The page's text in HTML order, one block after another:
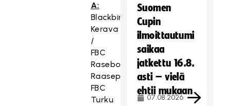
A:
Blackbirds,
Kerava
/
FBC
Raseborg,
Raasepori
FBC
Turku
Suomen
Cupin
ilmoittautumi
saikaa
jatkettu 16.8.
asti – vielä
ehtii mukaan
07.08.2026